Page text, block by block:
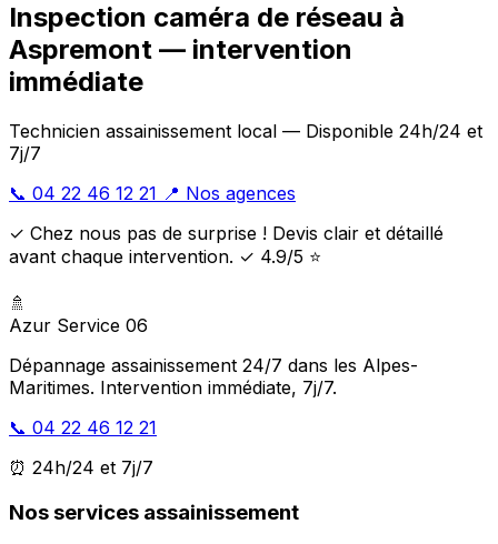
Inspection caméra de réseau à
Aspremont — intervention
immédiate
Technicien assainissement local — Disponible 24h/24 et
7j/7
📞 04 22 46 12 21 📍 Nos agences
✓ Chez nous pas de surprise ! Devis clair et détaillé
avant chaque intervention. ✓ 4.9/5 ⭐
🚿
Azur Service 06
Dépannage assainissement 24/7 dans les Alpes-
Maritimes. Intervention immédiate, 7j/7.
📞 04 22 46 12 21
⏰ 24h/24 et 7j/7
Nos services assainissement